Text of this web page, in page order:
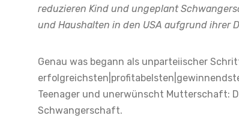
reduzieren Kind und ungeplant
und Haushalten in den USA aufgrund ihrer
Genau was begann als unparteiischer
Teenager und unerwünscht Mutterschaft:
Schwangerschaft.